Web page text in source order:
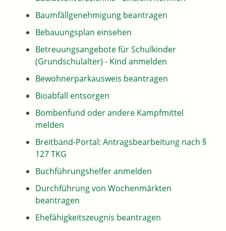
Baumfällgenehmigung beantragen
Bebauungsplan einsehen
Betreuungsangebote für Schulkinder
(Grundschulalter) - Kind anmelden
Bewohnerparkausweis beantragen
Bioabfall entsorgen
Bombenfund oder andere Kampfmittel
melden
Breitband-Portal: Antragsbearbeitung nach §
127 TKG
Buchführungshelfer anmelden
Durchführung von Wochenmärkten
beantragen
Ehefähigkeitszeugnis beantragen